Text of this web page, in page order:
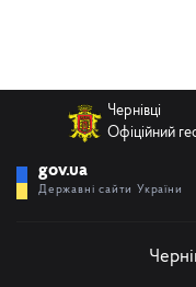
Чернівці
Офіційний
gov.ua
Державні сайти України